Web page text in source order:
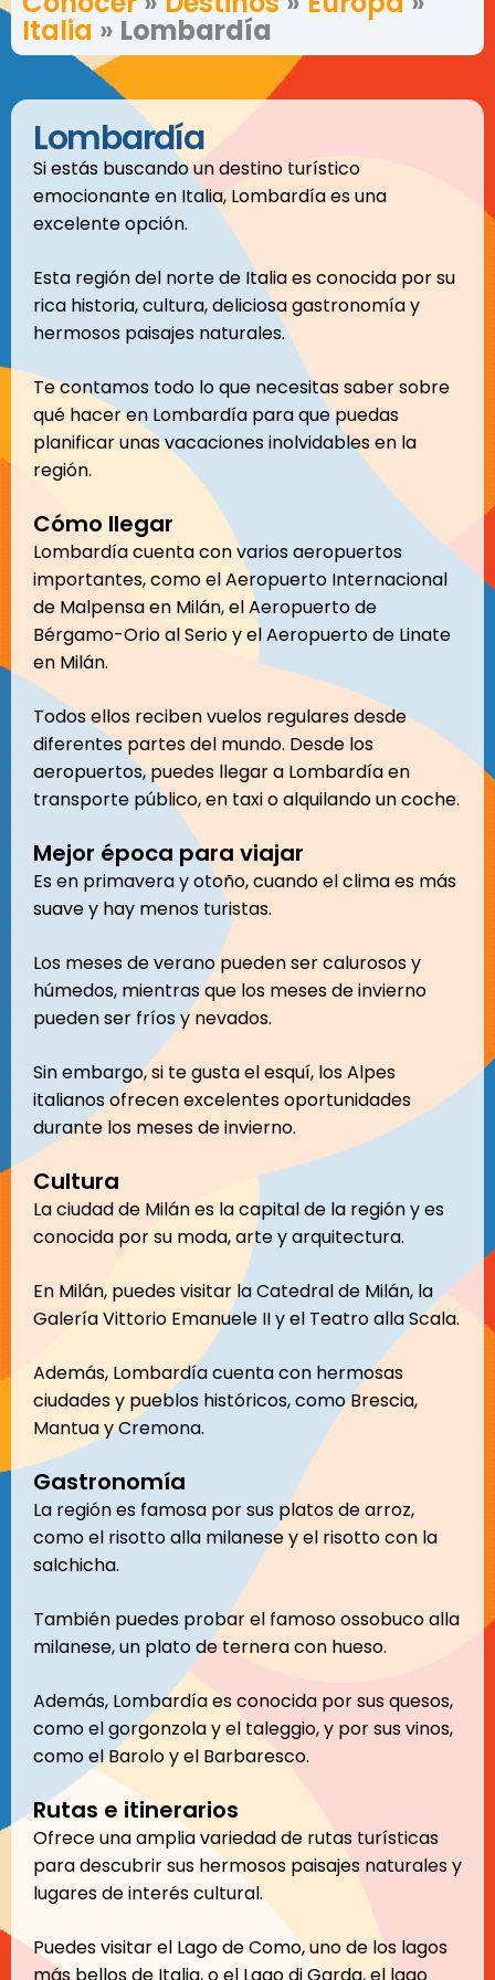
Italia » Lombardía
Lombardía
Si estás buscando un destino turístico
emocionante en Italia, Lombardía es una
excelente opción.
Esta región del norte de Italia es conocida por su
rica historia, cultura, deliciosa gastronomía y
hermosos paisajes naturales.
Te contamos todo lo que necesitas saber sobre
qué hacer en Lombardía para que puedas
planificar unas vacaciones inolvidables en la
región.
Cómo llegar
Lombardía cuenta con varios aeropuertos
importantes, como el Aeropuerto Internacional
de Malpensa en Milán, el Aeropuerto de
Bérgamo-Orio al Serio y el Aeropuerto de Linate
en Milán.
Todos ellos reciben vuelos regulares desde
diferentes partes del mundo. Desde los
aeropuertos, puedes llegar a Lombardía en
transporte público, en taxi o alquilando un coche.
Mejor época para viajar
Es en primavera y otoño, cuando el clima es más
suave y hay menos turistas.
Los meses de verano pueden ser calurosos y
húmedos, mientras que los meses de invierno
pueden ser fríos y nevados.
Sin embargo, si te gusta el esquí, los Alpes
italianos ofrecen excelentes oportunidades
durante los meses de invierno.
Cultura
La ciudad de Milán es la capital de la región y es
conocida por su moda, arte y arquitectura.
En Milán, puedes visitar la Catedral de Milán, la
Galería Vittorio Emanuele II y el Teatro alla Scala.
Además, Lombardía cuenta con hermosas
ciudades y pueblos históricos, como Brescia,
Mantua y Cremona.
Gastronomía
La región es famosa por sus platos de arroz,
como el risotto alla milanese y el risotto con la
salchicha.
También puedes probar el famoso ossobuco alla
milanese, un plato de ternera con hueso.
Además, Lombardía es conocida por sus quesos,
como el gorgonzola y el taleggio, y por sus vinos,
como el Barolo y el Barbaresco.
Rutas e itinerarios
Ofrece una amplia variedad de rutas turísticas
para descubrir sus hermosos paisajes naturales y
lugares de interés cultural.
Puedes visitar el Lago de Como, uno de los lagos